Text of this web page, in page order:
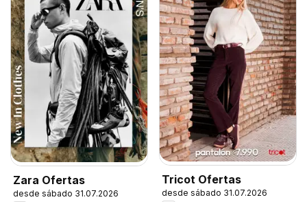
Zara Ofertas
desde sábado 31.07.2026
Tricot Ofertas
desde sábado 31.07.2026